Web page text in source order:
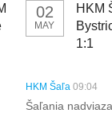
02
MAY
HKM
1:1
HKM Šaľa 09:04
Šaľania